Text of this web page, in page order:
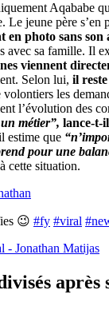
Aqababe
Le jeune père s’en
en photo sans son
avec sa famille. Il
viennent
Selon lui, il reste
volontiers les
l’évolution des
métier”, lance-t-
estime que
pour une
cette situation.
😉 #fy #viral
- Jonathan Matijas
après